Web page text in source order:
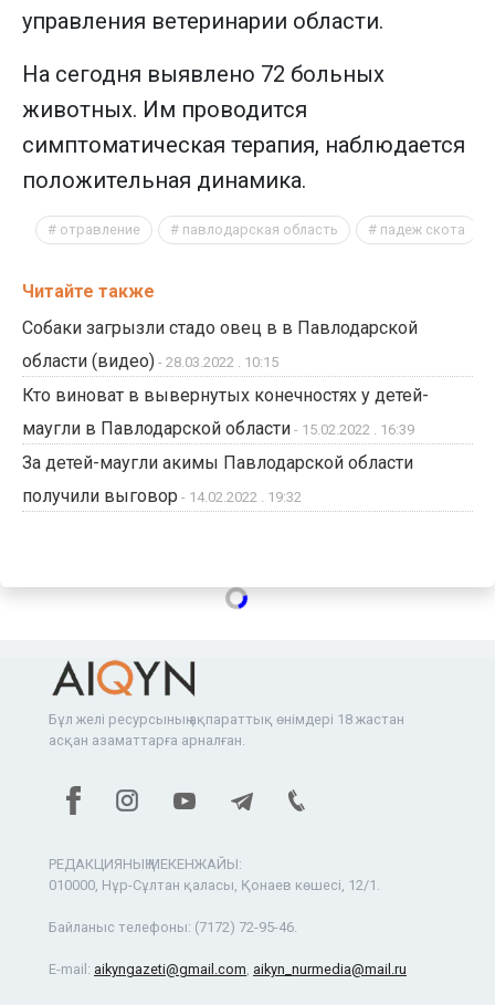
управления ветеринарии области.
На сегодня выявлено 72 больных
животных. Им проводится
симптоматическая терапия, наблюдается
положительная динамика.
отравление павлодарская область падеж скота
Читайте также
Собаки загрызли стадо овец в в Павлодарской
области (видео) - 28.03.2022 . 10:15
Кто виноват в вывернутых конечностях у детей-
маугли в Павлодарской области - 15.02.2022 . 16:39
За детей-маугли акимы Павлодарской области
получили выговор - 14.02.2022 . 19:32
Бұл желі ресурсының ақпараттық өнімдері 18 жастан
асқан азаматтарға арналған.
РЕДАКЦИЯНЫҢ МЕКЕНЖАЙЫ:
010000, Нұр-Сұлтан қаласы, Қонаев көшесі, 12/1.
Байланыс телефоны: (7172) 72-95-46.
E-mail: aikyngazeti@gmail.com aikyn_nurmedia@mail.ru